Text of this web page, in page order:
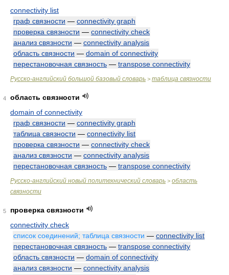
connectivity list
граф связности — connectivity graph
проверка связности — connectivity check
анализ связности — connectivity analysis
область связности — domain of connectivity
перестановочная связность — transpose connectivity
Русско-английский большой базовый словарь > таблица связности
4
область связности
domain of connectivity
граф связности — connectivity graph
таблица связности — connectivity list
проверка связности — connectivity check
анализ связности — connectivity analysis
перестановочная связность — transpose connectivity
Русско-английский новый политехнический словарь > область
связности
5
проверка связности
connectivity check
список соединений; таблица связности — connectivity list
перестановочная связность — transpose connectivity
область связности — domain of connectivity
анализ связности — connectivity analysis